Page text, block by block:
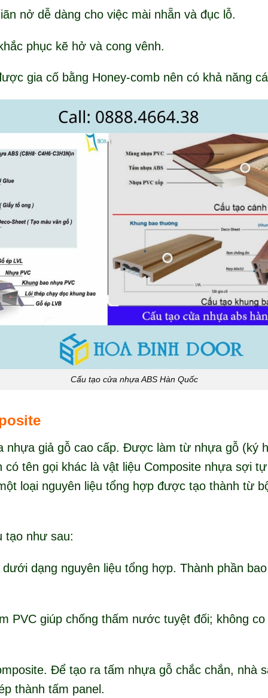
nở dễ dàng cho việc mài nhẵn và đục lỗ.
phục kẽ hở và cong vênh.
gia cố bằng Honey-comb nên có khả năng
Cấu tạo cửa nhựa ABS Hàn Quốc
nhựa giả gỗ cao cấp. Được làm từ nhựa gỗ (ký
có tên gọi khác là vật liệu Composite nhựa sợi
loại nguyên liệu tổng hợp được tạo thành từ
như sau:
dạng nguyên liệu tổng hợp. Thành phần
PVC giúp chống thấm nước tuyệt đối; không
Để tạo ra tấm nhựa gỗ chắc chắn, nhà
thành tấm panel.